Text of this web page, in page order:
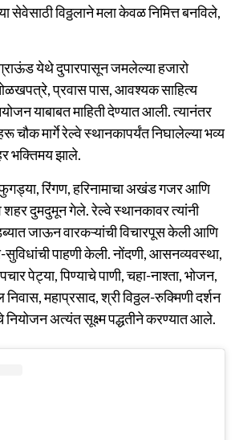
सेवेसाठी विठ्ठलाने मला केवळ निमित्त बनविले,
येथे दुपारपासून जमलेल्या हजारो
प्रवास पास, आवश्यक साहित्य
याबाबत माहिती देण्यात आली. त्यानंतर
मार्गे रेल्वे स्थानकापर्यंत निघालेल्या भव्य
भक्तिमय झाले.
रिंगण, हरिनामाचा अखंड गजर आणि
शहर दुमदुमून गेले. रेल्वे स्थानकावर त्यांनी
जाऊन वारकऱ्यांची विचारपूस केली आणि
सुविधांची पाहणी केली. नोंदणी, आसनव्यवस्था,
पेट्या, पिण्याचे पाणी, चहा-नाश्ता, भोजन,
महाप्रसाद, श्री विठ्ठल-रुक्मिणी दर्शन
नियोजन अत्यंत सूक्ष्म पद्धतीने करण्यात आले.